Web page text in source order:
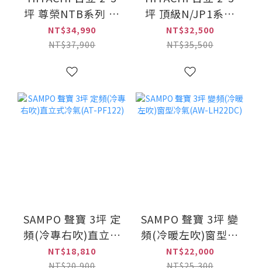
坪 尊榮NTB系列 變
頻(冷暖)一對一冷氣
(RAS-22NTB+RAC-
NT$34,990
NT$37,900
坪 頂級N/JP1系列
變頻(冷暖)一對一冷
氣(RAS-
22NP)
NT$32,500
NT$35,500
SAMPO 聲寶 3坪 定
頻(冷專右吹)直立式
冷氣(AT-PF122)
NT$18,810
NT$20,900
SAMPO 聲寶 3坪 變
頻(冷暖左吹)窗型冷
氣(AW-LH22DC)
NT$22,000
NT$25,300